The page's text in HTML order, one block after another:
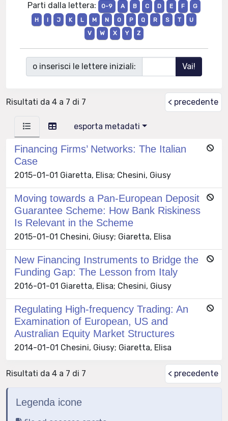
Parti dalla lettera: 0-9 A B C D E F
G
H
I J K L M N O P Q R S T
U
V
W X Y Z
o inserisci le lettere iniziali:
Risultati da 4 a 7 di 7 < precedente
esporta metadati
Financing Firms’ Networks: The Italian
Case
2015-01-01 Giaretta, Elisa; Chesini, Giusy
Moving towards a Pan-European Deposit
Guarantee Scheme: How Bank Riskiness
Is Relevant in the Scheme
2015-01-01 Chesini, Giusy; Giaretta, Elisa
New Financing Instruments to Bridge the
Funding Gap: The Lesson from Italy
2016-01-01 Giaretta, Elisa; Chesini, Giusy
Regulating High-frequency Trading: An
Examination of European, US and
Australian Equity Market Structures
2014-01-01 Chesini, Giusy; Giaretta, Elisa
Risultati da 4 a 7 di 7 < precedente
Legenda icone